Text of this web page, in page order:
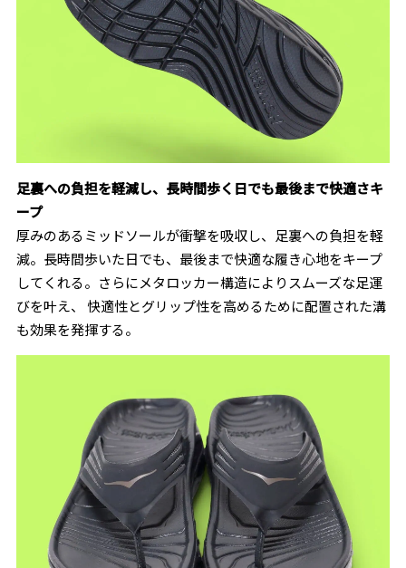
足裏への負担を軽減し、長時間歩く日でも最後まで快適さキ
ープ
厚みのあるミッドソールが衝撃を吸収し、足裏への負担を軽
減。長時間歩いた日でも、最後まで快適な履き心地をキープ
してくれる。さらにメタロッカー構造によりスムーズな足運
びを叶え、 快適性とグリップ性を高めるために配置された溝
も効果を発揮する。